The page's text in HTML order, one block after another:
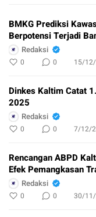
BMKG Prediksi
Berpotensi Terjadi
Redaksi
0 0 15/
Dinkes Kaltim Catat
2025
Redaksi
0 0 7/12/
Rencangan ABPD
Efek Pemangkasan
Redaksi
0 0 30/